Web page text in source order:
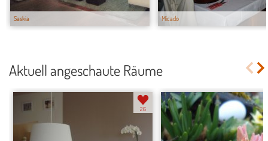
Saskia Micado
Aktuell angeschaute Räume
26